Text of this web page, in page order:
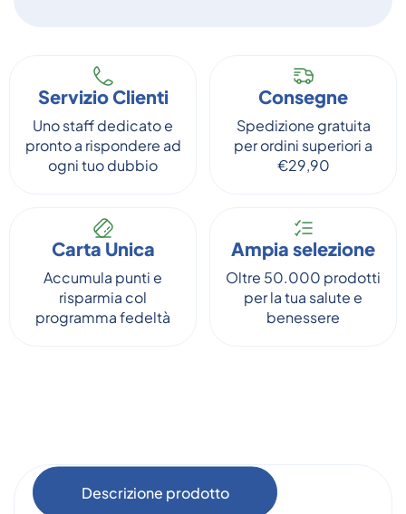
Servizio Clienti
Uno staff dedicato e
pronto a rispondere ad
ogni tuo dubbio
Consegne
Spedizione gratuita
per ordini superiori a
€29,90
Carta Unica
Accumula punti e
risparmia col
programma fedeltà
Ampia selezione
Oltre 50.000 prodotti
per la tua salute e
benessere
Descrizione prodotto